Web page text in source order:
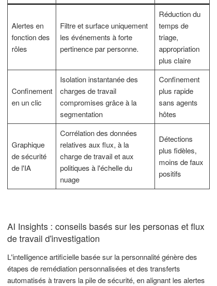
Alertes en
fonction des
rôles
Filtre et surface uniquement
les événements à forte
pertinence par personne.
Réduction du
temps de
triage,
appropriation
plus claire
Confinement
en un clic
Isolation instantanée des
charges de travail
compromises grâce à la
segmentation
Confinement
plus rapide
sans agents
hôtes
Graphique
de sécurité
de l'IA
Corrélation des données
relatives aux flux, à la
charge de travail et aux
politiques à l'échelle du
nuage
Détections
plus fidèles,
moins de faux
positifs
AI Insights : conseils basés sur les personas et flux
de travail d'investigation
L'intelligence artificielle basée sur la personnalité génère des
étapes de remédiation personnalisées et des transferts
automatisés à travers la pile de sécurité, en alignant les alertes